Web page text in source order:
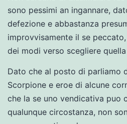
sono pessimi an ingannare,
defezione e abbastanza
improvvisamente il se
dei modi verso scegliere
Dato che al posto di parliamo
Scorpione e eroe di alcune
che la se uno vendicativa puo
qualunque circostanza, non